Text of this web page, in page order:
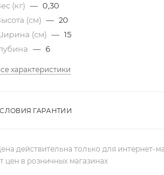
(кг) — 0,30
(см) — 20
(см) — 15
— 6
характеристики
ГАРАНТИИ
действительна только для интернет-
цен в розничных магазинах